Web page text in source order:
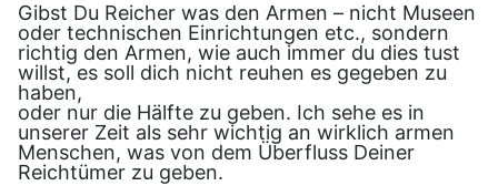
Gibst Du Reicher was den Armen – nicht Museen
oder technischen Einrichtungen etc., sondern
richtig den Armen, wie auch immer du dies tust
willst, es soll dich nicht reuhen es gegeben zu
haben,
oder nur die Hälfte zu geben. Ich sehe es in
unserer Zeit als sehr wichtig an wirklich armen
Menschen, was von dem Überfluss Deiner
Reichtümer zu geben.